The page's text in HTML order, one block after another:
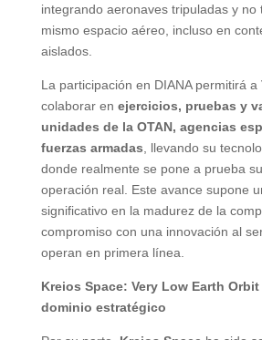
integrando aeronaves tripuladas y no
mismo espacio aéreo, incluso en
aislados.
La participación en DIANA permitirá a
colaborar en ejercicios, pruebas y
unidades de la OTAN, agencias
fuerzas armadas , llevando su
donde realmente se pone a prueba
operación real. Este avance supone
significativo en la madurez de la
compromiso con una innovación al
operan en primera línea.
Kreios Space: Very Low Earth
dominio estratégico